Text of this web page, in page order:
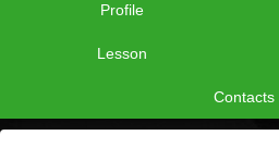
Profile
Lesson
Contacts